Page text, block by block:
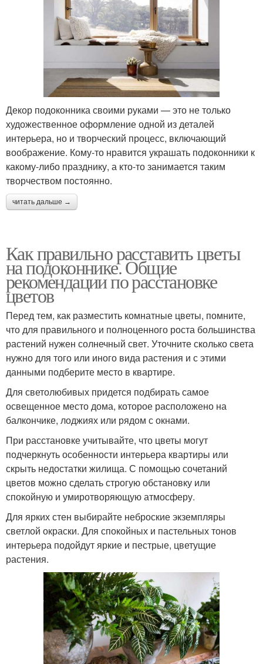
Декор подоконника своими руками — это не только
художественное оформление одной из деталей
интерьера, но и творческий процесс, включающий
воображение. Кому-то нравится украшать подоконники к
какому-либо празднику, а кто-то занимается таким
творчеством постоянно.
читать дальше →
Как правильно расставить цветы
на подоконнике. Общие
рекомендации по расстановке
цветов
Перед тем, как разместить комнатные цветы, помните,
что для правильного и полноценного роста большинства
растений нужен солнечный свет. Уточните сколько света
нужно для того или иного вида растения и с этими
данными подберите место в квартире.
Для светолюбивых придется подбирать самое
освещенное место дома, которое расположено на
балкончике, лоджиях или рядом с окнами.
При расстановке учитывайте, что цветы могут
подчеркнуть особенности интерьера квартиры или
скрыть недостатки жилища. С помощью сочетаний
цветов можно сделать строгую обстановку или
спокойную и умиротворяющую атмосферу.
Для ярких стен выбирайте неброские экземпляры
светлой окраски. Для спокойных и пастельных тонов
интерьера подойдут яркие и пестрые, цветущие
растения.